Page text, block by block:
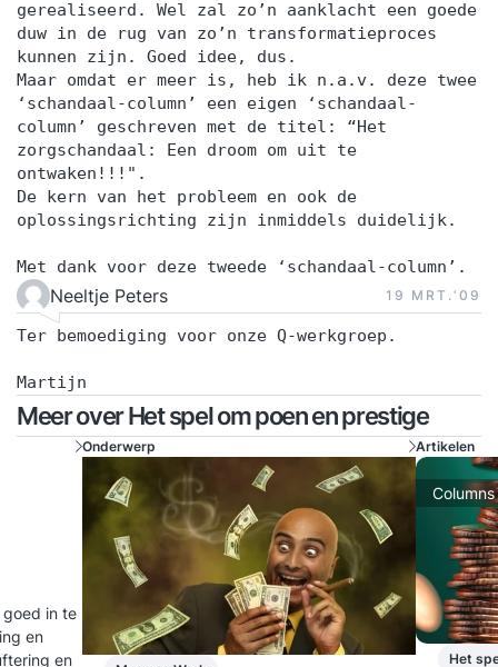
gerealiseerd. Wel zal zo’n aanklacht een goede
duw in de rug van zo’n transformatieproces
kunnen zijn. Goed idee, dus.
Maar omdat er meer is, heb ik n.a.v. deze twee
‘schandaal-column’ een eigen ‘schandaal-
column’ geschreven met de titel: “Het
zorgschandaal: Een droom om uit te
ontwaken!!!".
De kern van het probleem en ook de
oplossingsrichting zijn inmiddels duidelijk.
Met dank voor deze tweede ‘schandaal-column’.
Neeltje Peters 19 MRT.‘09
Ter bemoediging voor onze Q-werkgroep.
Martijn
Meer over Het spel om poen en prestige
goed in te
en
en
Onderwerp Artikelen
Columns
Het